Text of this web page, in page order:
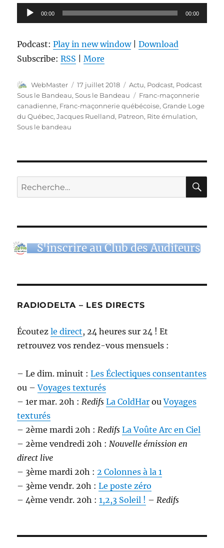
Lecteur
audio
00:00 00:00
Podcast:Play in new window|Download
Subscribe:RSS |More
Auteur
WebMaster
Publié
le
17 juillet 2018 Catégories
Actu, Podcast, Podcast
Sous le Bandeau,Sous le Bandeau Étiquettes
Franc-maçonnerie
canadienne, Franc-maçonnerie québécoise,Grande Loge
du Québec,Jacques Ruelland, Patreon, Rite émulation,
Sous le bandeau
Recherche
pour :
S'inscrire au Club des Auditeurs
RADIODELTA – LES DIRECTS
Écoutezle direct, 24 heures sur 24 ! Et
retrouvez vos rendez-vous mensuels :
– Le dim. minuit :Les Éclectiques consentantes
ou –Voyages texturés
– 1er mar. 20h : Redifs La ColdHar ouVoyages
texturés
– 2ème mardi 20h : Redifs La Voûte Arc en Ciel
– 2ème vendredi 20h : Nouvelle émission en
direct live
– 3ème mardi 20h : 2 Colonnes à la 1
– 3ème vendr. 20h :Le poste zéro
– 4ème vendr. 20h :1,2,3 Soleil ! – Redifs